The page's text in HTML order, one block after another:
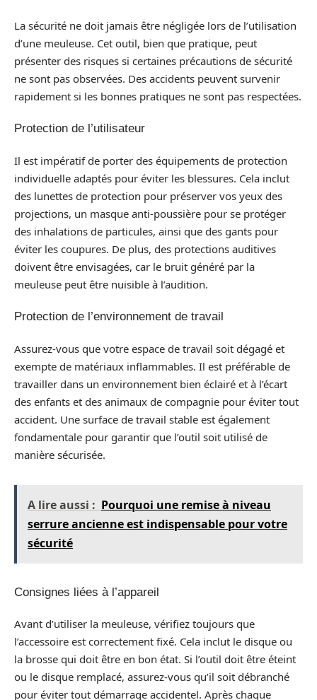
La sécurité ne doit jamais être négligée lors de l’utilisation
d’une meuleuse. Cet outil, bien que pratique, peut
présenter des risques si certaines précautions de sécurité
ne sont pas observées. Des accidents peuvent survenir
rapidement si les bonnes pratiques ne sont pas respectées.
Protection de l’utilisateur
Il est impératif de porter des équipements de protection
individuelle adaptés pour éviter les blessures. Cela inclut
des lunettes de protection pour préserver vos yeux des
projections, un masque anti-poussière pour se protéger
des inhalations de particules, ainsi que des gants pour
éviter les coupures. De plus, des protections auditives
doivent être envisagées, car le bruit généré par la
meuleuse peut être nuisible à l’audition.
Protection de l’environnement de travail
Assurez-vous que votre espace de travail soit dégagé et
exempte de matériaux inflammables. Il est préférable de
travailler dans un environnement bien éclairé et à l’écart
des enfants et des animaux de compagnie pour éviter tout
accident. Une surface de travail stable est également
fondamentale pour garantir que l’outil soit utilisé de
manière sécurisée.
A lire aussi : Pourquoi une remise à niveau
serrure ancienne est indispensable pour votre
sécurité
Consignes liées à l’appareil
Avant d’utiliser la meuleuse, vérifiez toujours que
l’accessoire est correctement fixé. Cela inclut le disque ou
la brosse qui doit être en bon état. Si l’outil doit être éteint
ou le disque remplacé, assurez-vous qu’il soit débranché
pour éviter tout démarrage accidentel. Après chaque